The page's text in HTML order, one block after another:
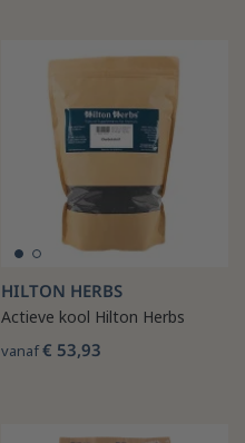
HILTON HERBS
Actieve kool Hilton Herbs
vanaf€ 53,93